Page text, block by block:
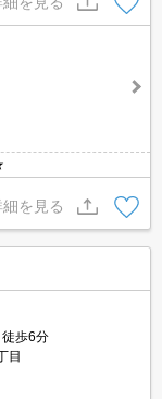
細を見る
歩6分
目